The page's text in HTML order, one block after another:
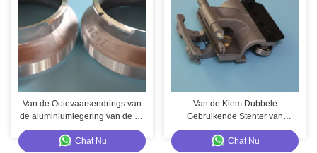
Van de Ooievaarsendrings van
de aluminiumlegering van de de
Drukmachine Roterende Delen
Zimmer Reggiani
Chat Nu
Van de Klem Dubbele
Gebruikende Stenter van
Stenterdelen Babcock de
Machineklem
Chat Nu